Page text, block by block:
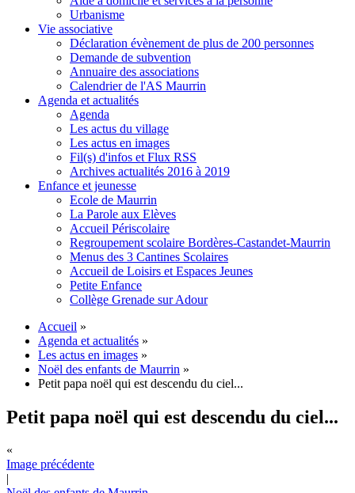
Urbanisme
Vie associative
Déclaration évènement de plus de 200 personnes
Demande de subvention
Annuaire des associations
Calendrier de l'AS Maurrin
Agenda et actualités
Agenda
Les actus du village
Les actus en images
Fil(s) d'infos et Flux RSS
Archives actualités 2016 à 2019
Enfance et jeunesse
Ecole de Maurrin
La Parole aux Elèves
Accueil Périscolaire
Regroupement scolaire Bordères-Castandet-Maurrin
Menus des 3 Cantines Scolaires
Accueil de Loisirs et Espaces Jeunes
Petite Enfance
Collège Grenade sur Adour
Accueil »
Agenda et actualités »
Les actus en images »
Noël des enfants de Maurrin »
Petit papa noël qui est descendu du ciel...
Petit papa noël qui est descendu du ciel...
«
Image précédente
|